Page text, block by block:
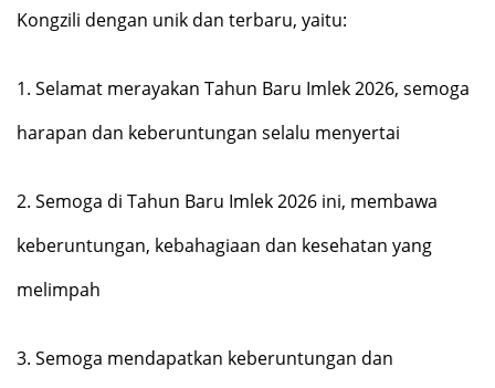
Kongzili dengan unik dan terbaru, yaitu:
1. Selamat merayakan Tahun Baru Imlek 2026, semoga
harapan dan keberuntungan selalu menyertai
2. Semoga di Tahun Baru Imlek 2026 ini, membawa
keberuntungan, kebahagiaan dan kesehatan yang
melimpah
3. Semoga mendapatkan keberuntungan dan